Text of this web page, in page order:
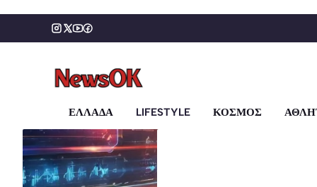
περιεχόμενο
ΕΛΛΑΔΑ LIFESTYLE ΚΟΣΜΟΣ